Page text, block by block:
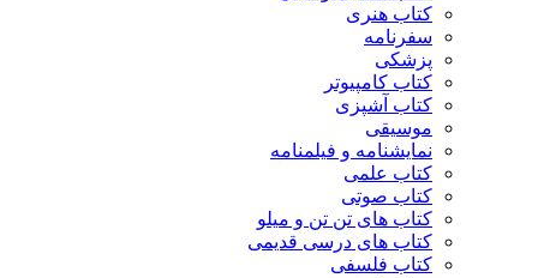
کتاب هنری
سفرنامه
پزشکی
کتاب کامپیوتر
کتاب آشپزی
موسیقی
نمایشنامه و فیلمنامه
کتاب علمی
کتاب صوتی
کتاب های تن تن و میلو
کتاب های درسی قدیمی
کتاب فلسفی